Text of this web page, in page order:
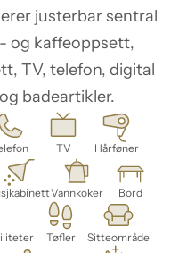
justerbar sentral
og kaffeoppsett,
TV, telefon, digital
badeartikler.
TV Hårføner
Vannkoker Bord
Tøfler Sitteområde